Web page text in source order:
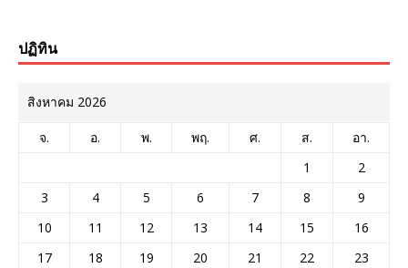
ปฏิทิน
สิงหาคม 2026
จ. อ. พ. พฤ. ศ. ส.
อา.
1
2
3
4 5 6 7 8
9
10
11 12 13 14 15
16
17
18 19 20 21 22
23